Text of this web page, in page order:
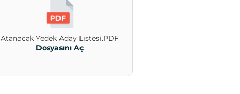
Atanacak Yedek Aday Listesi.PDF
Dosyasını Aç